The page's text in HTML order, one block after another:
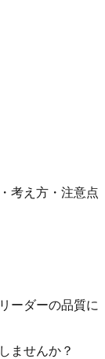
考え方・注意点
ーダーの品質に
ませんか？